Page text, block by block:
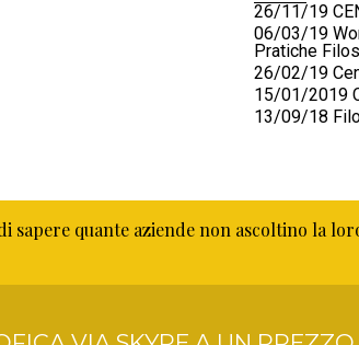
26/11/19
06/03/19
Pratiche
26/02/19
15/01/2019
13/09/18
sapere quante aziende non ascoltino la